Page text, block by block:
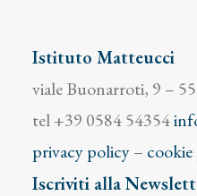
Istituto Matteucci
viale Buonarroti, 9 –
tel +39 0584 54354
privacy policy–
Iscriviti alla